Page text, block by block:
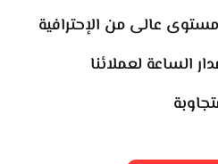
عالى من الإحترافية
الساعة لعملائنا